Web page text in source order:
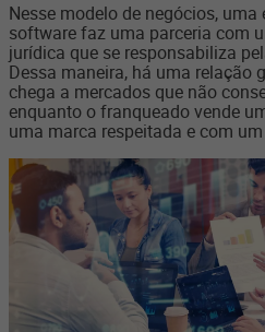
Nesse modelo de negócios,
software faz uma parceria com
jurídica que se responsabiliza
Dessa maneira, há uma relação
chega a mercados que não
enquanto o franqueado vende
uma marca respeitada e com